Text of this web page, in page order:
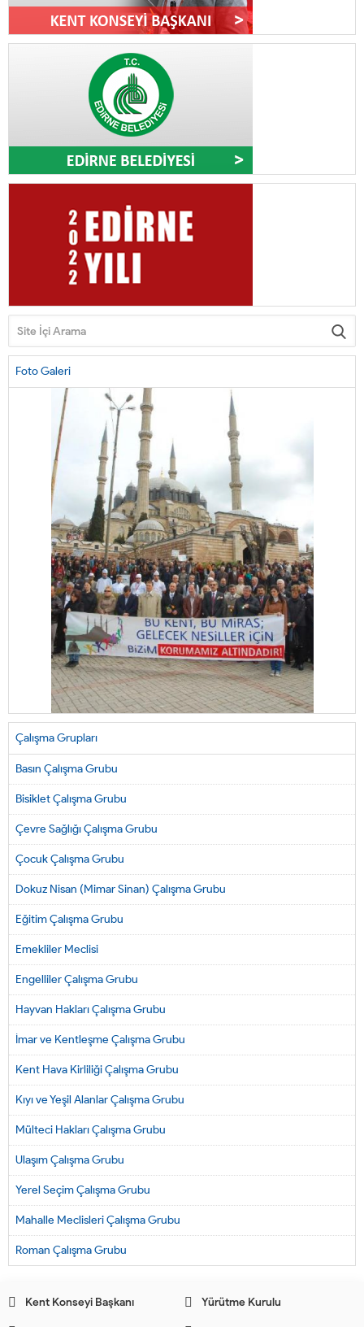
Foto Galeri
Çalışma Grupları
Basın Çalışma Grubu
Bisiklet Çalışma Grubu
Çevre Sağlığı Çalışma Grubu
Çocuk Çalışma Grubu
Dokuz Nisan (Mimar Sinan) Çalışma Grubu
Eğitim Çalışma Grubu
Emekliler Meclisi
Engelliler Çalışma Grubu
Hayvan Hakları Çalışma Grubu
İmar ve Kentleşme Çalışma Grubu
Kent Hava Kirliliği Çalışma Grubu
Kıyı ve Yeşil Alanlar Çalışma Grubu
Mülteci Hakları Çalışma Grubu
Ulaşım Çalışma Grubu
Yerel Seçim Çalışma Grubu
Mahalle Meclisleri Çalışma Grubu
Roman Çalışma Grubu
Kent Konseyi Başkanı Yürütme Kurulu